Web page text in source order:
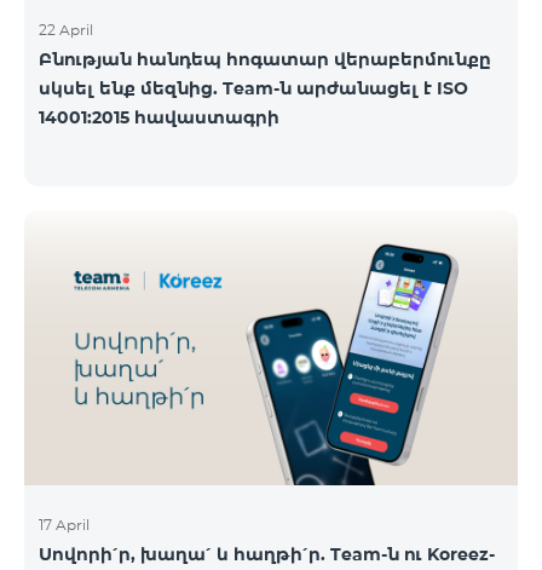
22 April
Բնության հանդեպ հոգատար վերաբերմունքը
սկսել ենք մեզնից. Team-ն արժանացել է ISO
14001:2015 հավաստագրի
17 April
Սովորի՛ր, խաղա՛ և հաղթի՛ր. Team-ն ու Koreez-